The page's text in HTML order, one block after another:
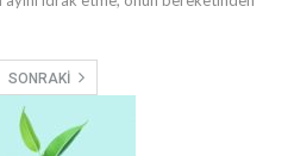
SONRAKI